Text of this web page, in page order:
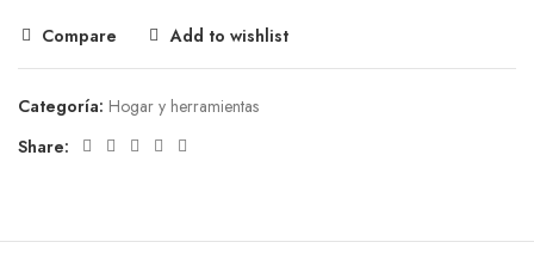
Compare Add to wishlist
Categoría: Hogar y herramientas
Share: